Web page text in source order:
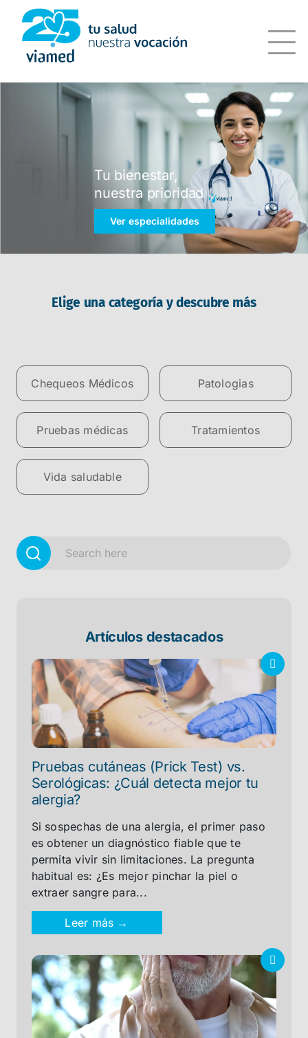
Saltar
contenido
Tu bienestar,
nuestra prioridad
Ver especialidades
Elige una categoría y descubre más
Chequeos Médicos Patologias
Pruebas médicas Tratamientos
Vida saludable
Artículos destacados
Pruebas cutáneas (Prick Test) vs.
Serológicas: ¿Cuál detecta mejor tu
alergia?
Si sospechas de una alergia, el primer paso
es obtener un diagnóstico fiable que te
permita vivir sin limitaciones. La pregunta
habitual es: ¿Es mejor pinchar la piel o
extraer sangre para...
Leer más →